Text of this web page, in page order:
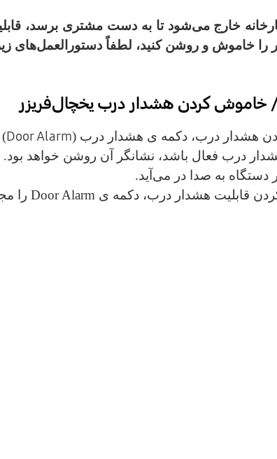
خارج می‌شود تا به دست مشتری
را خاموش و روشن کنید، لطفاً دستورالعمل‌های زیر
کردن هشدار درب یخچال‌فریزر
هشدار درب، دکمه ی هشدار درب (Door Alarm
درب فعال باشد، نشانگر آن روشن خواهد بود.
دستگاه به صدا در می‌آید.
قابلیت هشدار درب، دکمه ی Door Alarm را